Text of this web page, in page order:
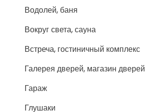
Водолей, баня
Вокруг света, сауна
Встреча, гостиничный комплекс
Галерея дверей, магазин дверей
Гараж
Глушаки